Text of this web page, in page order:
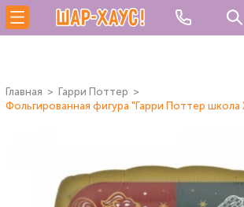
Главная
Гарри Поттер
Фольгированная фигура "Гарри Поттер школа